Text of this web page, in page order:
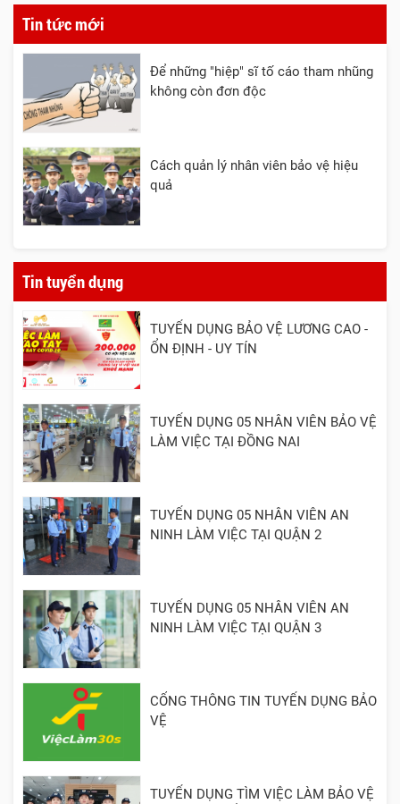
Tin tức mới
Để những "hiệp" sĩ tố cáo tham nhũng
không còn đơn độc
Cách quản lý nhân viên bảo vệ hiệu
quả
Tin tuyển dụng
TUYỂN DỤNG BẢO VỆ LƯƠNG CAO -
ỔN ĐỊNH - UY TÍN
TUYỂN DỤNG 05 NHÂN VIÊN BẢO VỆ
LÀM VIỆC TẠI ĐỒNG NAI
TUYỂN DỤNG 05 NHÂN VIÊN AN
NINH LÀM VIỆC TẠI QUẬN 2
TUYỂN DỤNG 05 NHÂN VIÊN AN
NINH LÀM VIỆC TẠI QUẬN 3
CỔNG THÔNG TIN TUYỂN DỤNG BẢO
VỆ
TUYỂN DỤNG TÌM VIỆC LÀM BẢO VỆ